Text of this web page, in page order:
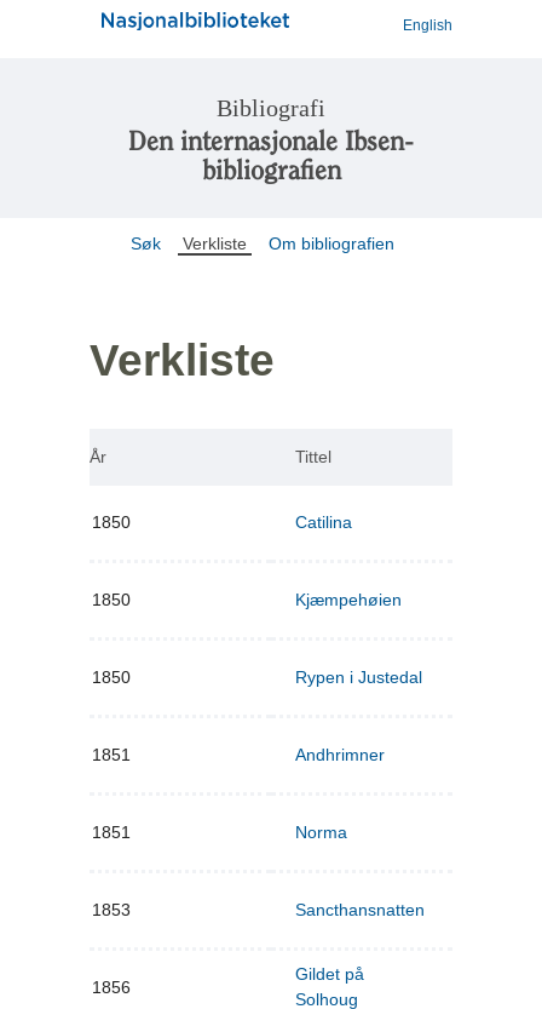
English
Bibliografi
Den internasjonale Ibsen-
bibliografien
Søk Verkliste Om bibliografien
Verkliste
År Tittel
1850 Catilina
1850 Kjæmpehøien
1850 Rypen i Justedal
1851 Andhrimner
1851 Norma
1853 Sancthansnatten
1856
Gildet på
Solhoug